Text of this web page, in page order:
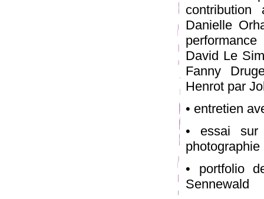
Danielle
David Le
Fanny
Henrot par
• entretien
• essai
• portfolio
Sennewald